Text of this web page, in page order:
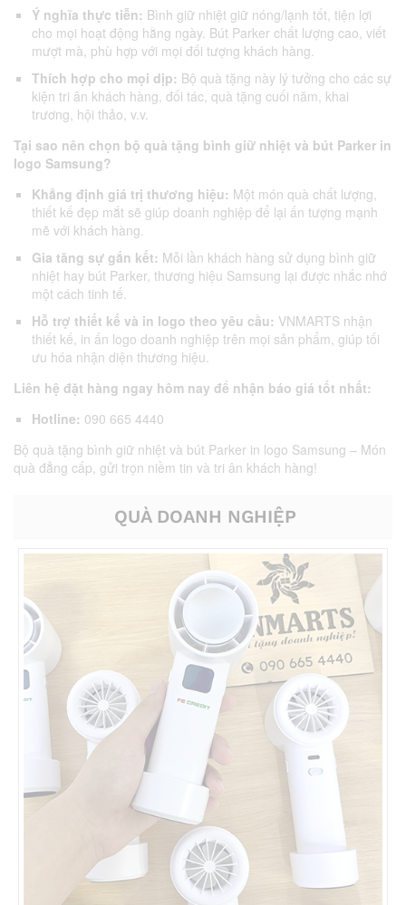
Ý nghĩa thực tiễn: Bình giữ nhiệt giữ nóng/lạnh tốt, tiện lợi
cho mọi hoạt động hằng ngày. Bút Parker chất lượng cao, viết
mượt mà, phù hợp với mọi đối tượng khách hàng.
Thích hợp cho mọi dịp: Bộ quà tặng này lý tưởng cho các sự
kiện tri ân khách hàng, đối tác, quà tặng cuối năm, khai
trương, hội thảo, v.v.
Tại sao nên chọn bộ quà tặng bình giữ nhiệt và bút Parker in
logo Samsung?
Khẳng định giá trị thương hiệu: Một món quà chất lượng,
thiết kế đẹp mắt sẽ giúp doanh nghiệp để lại ấn tượng mạnh
mẽ với khách hàng.
Gia tăng sự gắn kết: Mỗi lần khách hàng sử dụng bình giữ
nhiệt hay bút Parker, thương hiệu Samsung lại được nhắc nhớ
một cách tinh tế.
Hỗ trợ thiết kế và in logo theo yêu cầu: VNMARTS nhận
thiết kế, in ấn logo doanh nghiệp trên mọi sản phẩm, giúp tối
ưu hóa nhận diện thương hiệu.
Liên hệ đặt hàng ngay hôm nay để nhận báo giá tốt nhất:
Hotline: 090 665 4440
Bộ quà tặng bình giữ nhiệt và bút Parker in logo Samsung – Món
quà đẳng cấp, gửi trọn niềm tin và tri ân khách hàng!
QUÀ DOANH NGHIỆP